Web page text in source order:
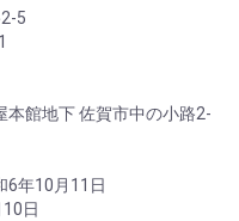
5
本館地下 佐賀市中の小路2-
6年10月11日
日